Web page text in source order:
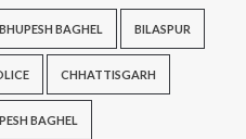
BHUPESH BAGHEL BILASPUR
CHHATTISGARH
BAGHEL